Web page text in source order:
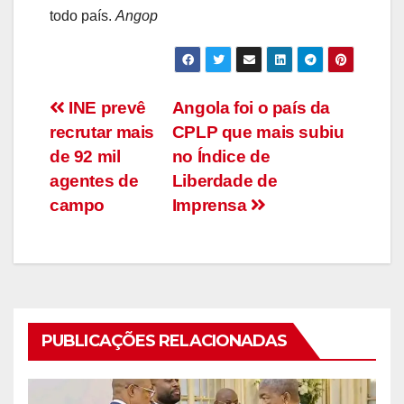
todo país. Angop
Navegação
de
artigos
Angola foi o país da
CPLP que mais subiu
no Índice de
Liberdade de
Imprensa
INE prevê
recrutar mais
de 92 mil
agentes de
campo
PUBLICAÇÕES RELACIONADAS